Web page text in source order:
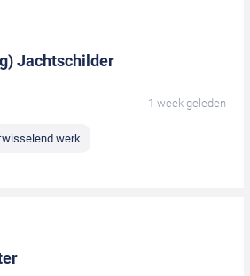
Jachtschilder
1 week geleden
werk